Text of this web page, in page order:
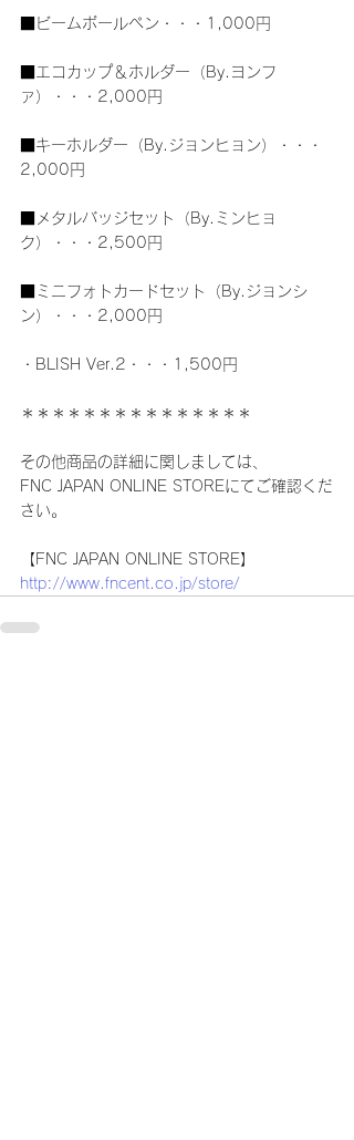
■ビームボールペン・・・1,000円
■エコカップ＆ホルダー（By.ヨンフ
ァ）・・・2,000円
■キーホルダー（By.ジョンヒョン）・・・
2,000円
■メタルバッジセット（By.ミンヒョ
ク）・・・2,500円
■ミニフォトカードセット（By.ジョンシ
ン）・・・2,000円
・BLISH Ver.2・・・1,500円
＊＊＊＊＊＊＊＊＊＊＊＊＊＊＊
その他商品の詳細に関しましては、
FNC JAPAN ONLINE STOREにてご確認くだ
さい。
【FNC JAPAN ONLINE STORE】
http://www.fncent.co.jp/store/